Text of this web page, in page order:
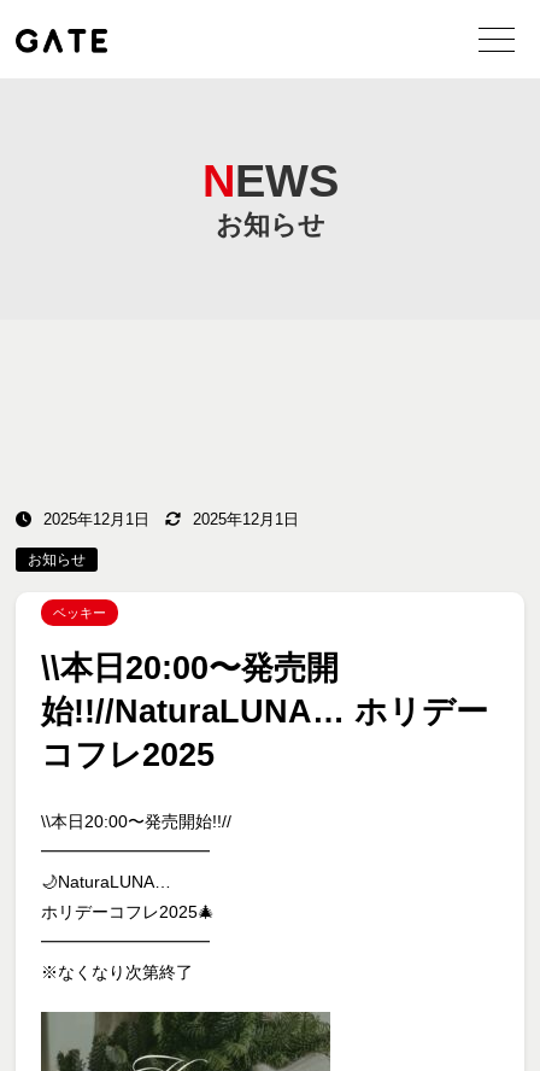
NEWS
お知らせ
2025年12月1日 2025年12月1日
お知らせ
ベッキー
\\本日20:00〜発売開
始!!//NaturaLUNA… ホリデー
コフレ2025
\\本日20:00〜発売開始!!//
━━━━━━━━━━
🌙NaturaLUNA…
ホリデーコフレ2025🎄
━━━━━━━━━━
※なくなり次第終了